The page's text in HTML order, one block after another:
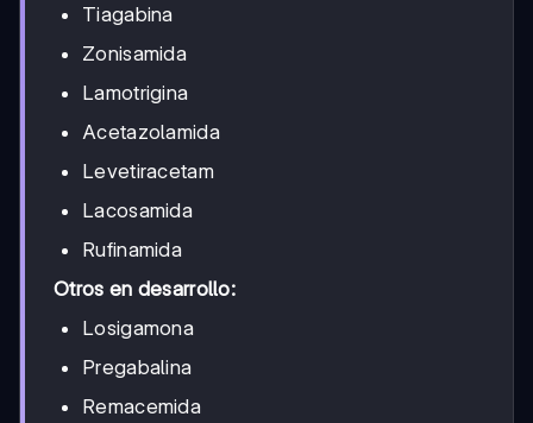
Tiagabina
Zonisamida
Lamotrigina
Acetazolamida
Levetiracetam
Lacosamida
Rufinamida
Otros en desarrollo:
Losigamona
Pregabalina
Remacemida